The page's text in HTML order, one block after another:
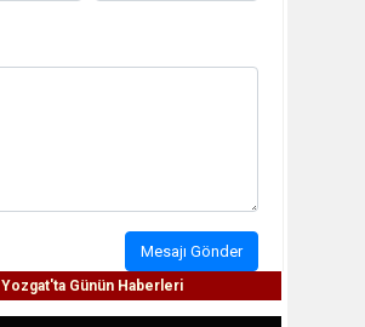
Mesajı Gönder
Yozgat'ta Günün Haberleri